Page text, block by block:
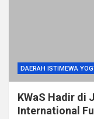
DAERAH ISTIMEWA
KWaS Hadir di
International